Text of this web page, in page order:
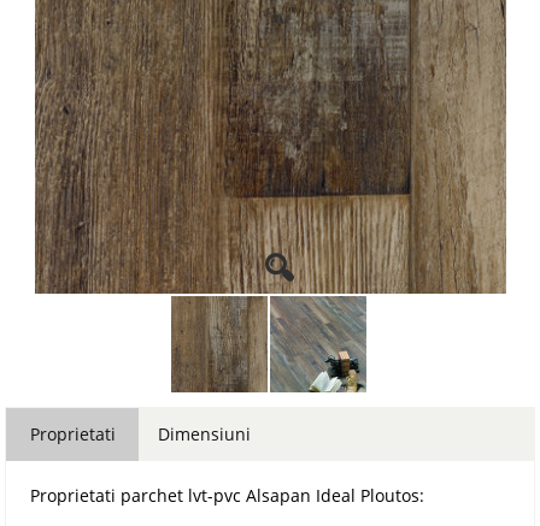
Proprietati Dimensiuni
Proprietati parchet lvt-pvc Alsapan Ideal Ploutos: